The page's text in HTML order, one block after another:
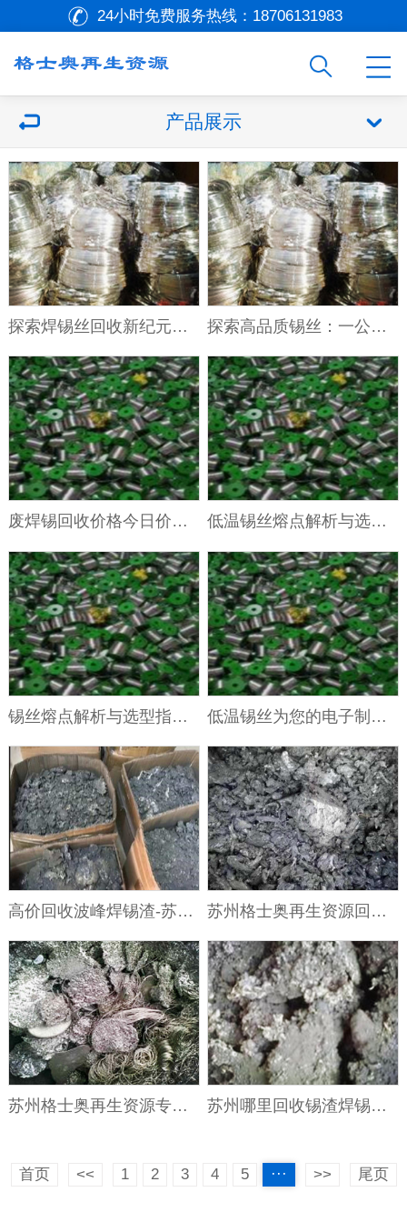
24小时免费服务热线： 18706131983
产品展示
探索焊锡丝回收新纪元：节约成本，环保先行 探索高品质锡丝：一公斤锡丝的价值与魅力
废焊锡回收价格今日价，让环保与经济同舟共济！ 低温锡丝熔点解析与选型指南：为您的电子制造带来革命性突破
锡丝熔点解析与选型指南：为您的电子制造带来革命性突破 低温锡丝为您的电子制造带来革命性突破
高价回收波峰焊锡渣-苏州格士奥再生资源 苏州格士奥再生资源回收锡渣，高价回收锡渣
苏州格士奥再生资源专业回收锡渣 苏州哪里回收锡渣焊锡条现金回收，锡渣回收 专业团队快速出价
首页 << 1 2 3 4 5 ··· >> 尾页